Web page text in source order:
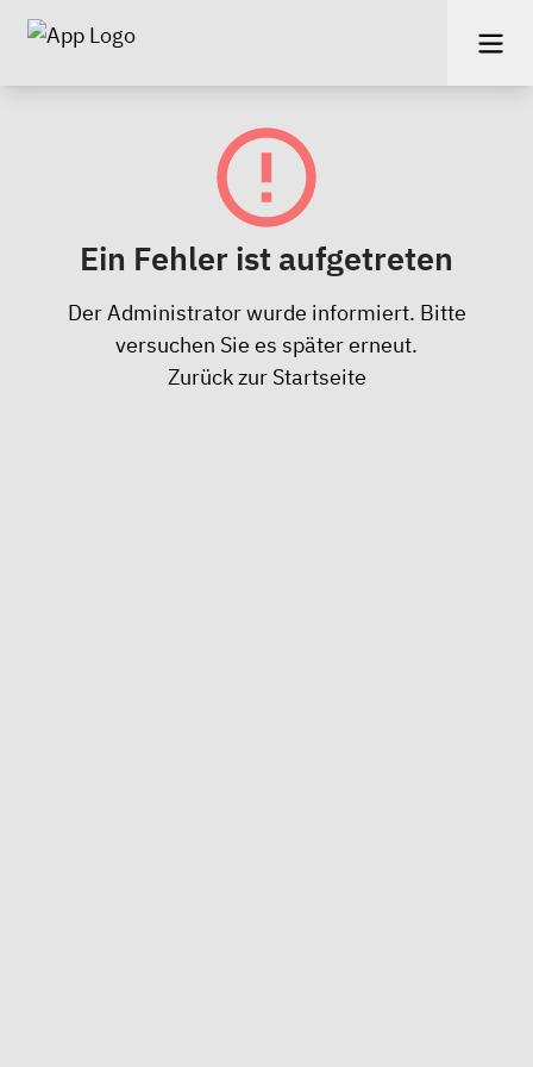
Ein Fehler ist aufgetreten
Der Administrator wurde informiert. Bitte
versuchen Sie es später erneut.
Zurück zur Startseite